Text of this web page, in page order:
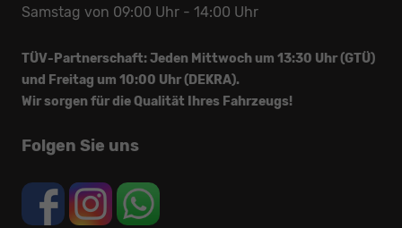
Samstag von 09:00 Uhr - 14:00 Uhr
TÜV-Partnerschaft: Jeden Mittwoch um 13:30 Uhr (GTÜ)
und Freitag um 10:00 Uhr (DEKRA).
Wir sorgen für die Qualität Ihres Fahrzeugs!
Folgen Sie uns